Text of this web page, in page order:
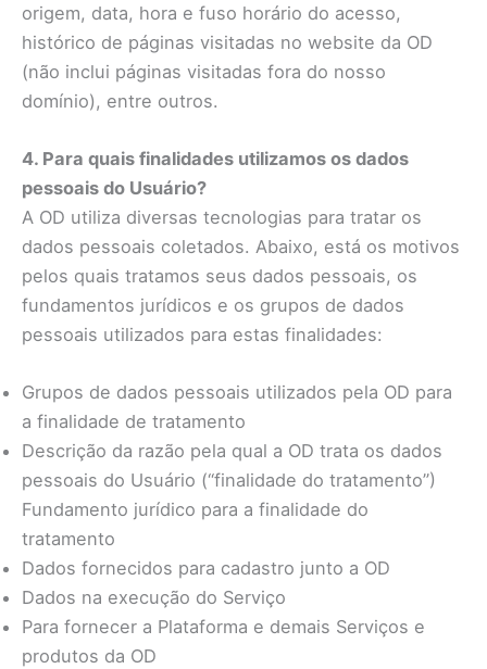
origem, data, hora e fuso horário do acesso,
histórico de páginas visitadas no website da OD
(não inclui páginas visitadas fora do nosso
domínio), entre outros.
4. Para quais finalidades utilizamos os dados
pessoais do Usuário?
A OD utiliza diversas tecnologias para tratar os
dados pessoais coletados. Abaixo, está os motivos
pelos quais tratamos seus dados pessoais, os
fundamentos jurídicos e os grupos de dados
pessoais utilizados para estas finalidades:
Grupos de dados pessoais utilizados pela OD para
a finalidade de tratamento
Descrição da razão pela qual a OD trata os dados
pessoais do Usuário (“finalidade do tratamento”)
Fundamento jurídico para a finalidade do
tratamento
Dados fornecidos para cadastro junto a OD
Dados na execução do Serviço
Para fornecer a Plataforma e demais Serviços e
produtos da OD